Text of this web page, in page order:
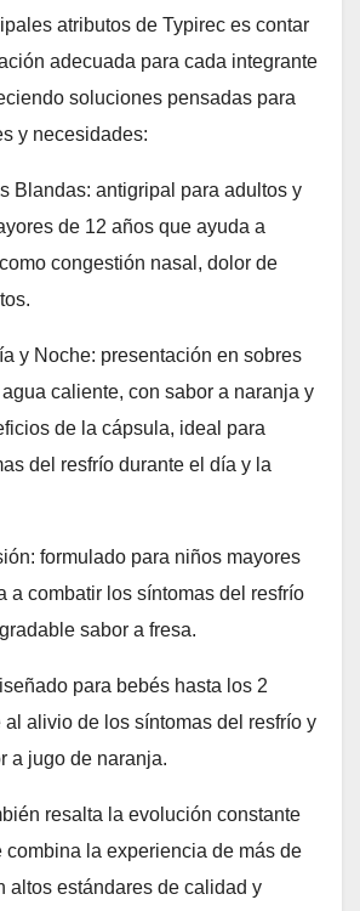
atributos de Typirec es contar
adecuada para cada integrante
soluciones pensadas para
y necesidades:
Blandas: antigripal para adultos y
de 12 años que ayuda a
congestión nasal, dolor de
y Noche: presentación en sobres
caliente, con sabor a naranja y
de la cápsula, ideal para
del resfrío durante el día y la
formulado para niños mayores
a combatir los síntomas del resfrío
sabor a fresa.
para bebés hasta los 2
al alivio de los síntomas del resfrío y
a jugo de naranja.
resalta la evolución constante
combina la experiencia de más de
altos estándares de calidad y